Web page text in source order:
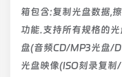
箱包含:复制光盘数据,
功能.支持所有规格的
盘(音频CD/MP3光盘/
光盘映像(ISO刻录复制